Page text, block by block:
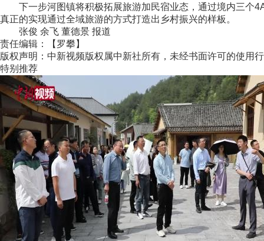
下一步河图镇将积极拓展旅游加民宿业态，通过境内三个
真正的实现通过全域旅游的方式打造出乡村振兴的样板。
张俊 余飞 董德景 报道
责任编辑：【罗攀】
版权声明：中新视频版权属中新社所有，未经书面许可的使用
特别推荐